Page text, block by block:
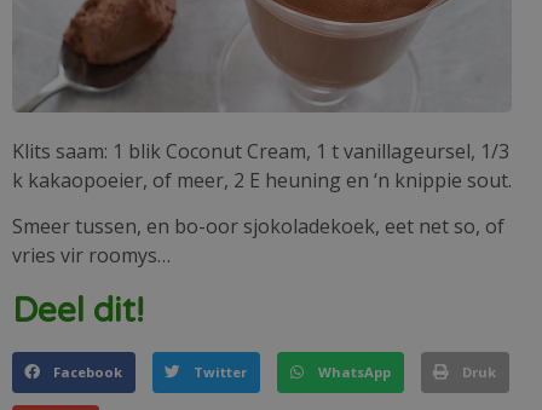
Klits saam: 1 blik Coconut Cream, 1 t vanillageursel, 1/3
k kakaopoeier, of meer, 2 E heuning en ‘n knippie sout.
Smeer tussen, en bo-oor sjokoladekoek, eet net so, of
vries vir roomys…
Deel dit!
Facebook Twitter WhatsApp Druk